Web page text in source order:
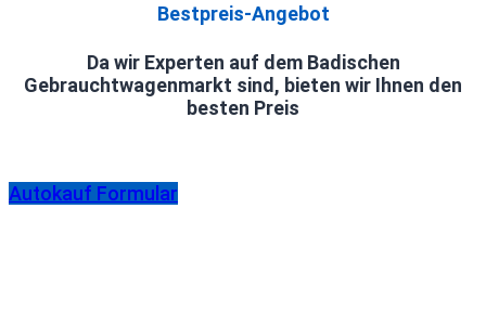
Bestpreis-Angebot
Da wir Experten auf dem Badischen
Gebrauchtwagenmarkt sind, bieten wir Ihnen den
besten Preis
Autokauf Formular